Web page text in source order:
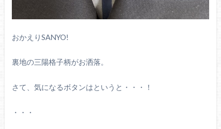
おかえりSANYO!
裏地の三陽格子柄がお洒落。
さて、気になるボタンはというと・・・！
・・・